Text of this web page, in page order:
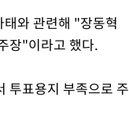
와 관련해 "장동혁
장"이라고 했다.
투표용지 부족으로 주